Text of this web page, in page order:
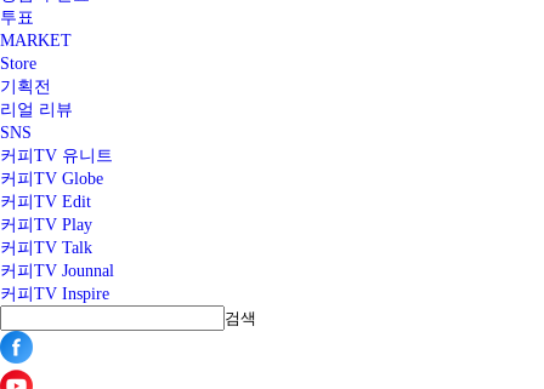
투표
MARKET
Store
기획전
리얼 리뷰
SNS
커피TV 유니트
커피TV Globe
커피TV Edit
커피TV Play
커피TV Talk
커피TV Jounnal
커피TV Inspire
검색